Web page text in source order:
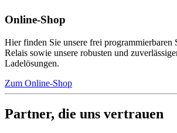
Online-Shop
Hier finden Sie unsere frei programmierbaren
Relais sowie unsere robusten und
Ladelösungen.
Zum Online-Shop
Partner, die uns vertrauen